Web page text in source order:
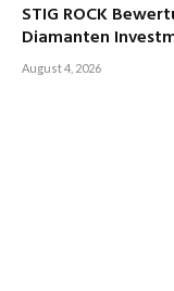
STIG ROCK
Diamanten
August 4, 2026